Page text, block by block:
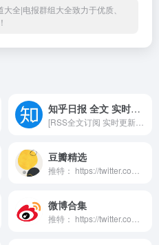
全|电报群组大全致力于优质、
知乎日报 全文 实时推送
豆瓣精选
微博合集